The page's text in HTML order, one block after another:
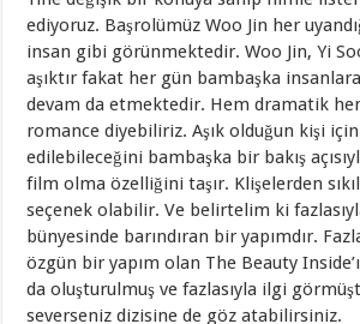
ediyoruz. Başrolümüz Woo Jin her
insan gibi görünmektedir. Woo Jin, Yi
aşıktır fakat her gün bambaşka
devam da etmektedir. Hem dramatik
romance diyebiliriz. Aşık olduğun kişi
edilebileceğini bambaşka bir bakış
film olma özelliğini taşır. Klişelerden
seçenek olabilir. Ve belirtelim ki
bünyesinde barındıran bir yapımdır.
özgün bir yapım olan The Beauty
da oluşturulmuş ve fazlasıyla ilgi
severseniz dizisine de göz atabilirsiniz.